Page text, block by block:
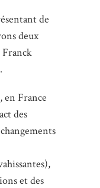
de
deux
Franck
en France
des
et des